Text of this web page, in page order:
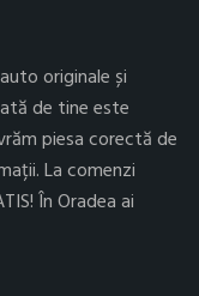
originale și
de tine este
piesa corectă de
La comenzi
În Oradea ai